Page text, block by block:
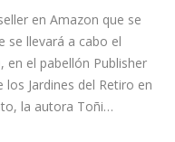
en Amazon que se
se llevará a cabo el
en el pabellón Publisher
Jardines del Retiro en
la autora Toñi…